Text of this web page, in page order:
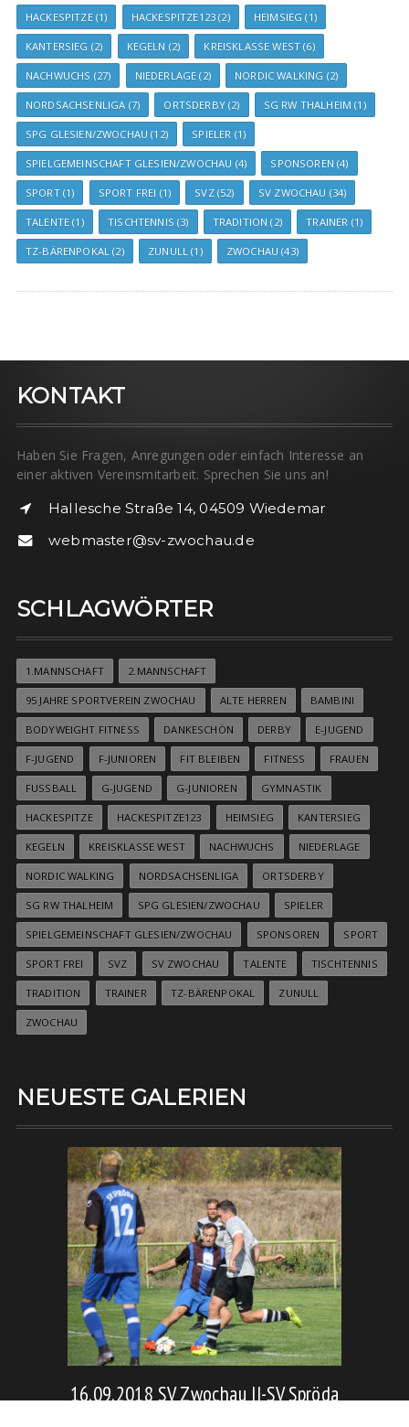
HACKESPITZE(1) HACKESPITZE123 (2) HEIMSIEG (1)
KANTERSIEG (2) KEGELN (2) KREISKLASSE WEST (6)
NACHWUCHS (27) NIEDERLAGE (2) NORDIC WALKING (2)
NORDSACHSENLIGA (7) ORTSDERBY(2) SG RW THALHEIM (1)
SPG GLESIEN/ZWOCHAU (12) SPIELER (1)
SPIELGEMEINSCHAFT GLESIEN/ZWOCHAU (4) SPONSOREN (4)
SPORT(1) SPORT FREI (1) SVZ(52) SV ZWOCHAU (34)
TALENTE (1) TISCHTENNIS (3) TRADITION (2) TRAINER (1)
TZ-BÄRENPOKAL (2) ZUNULL (1) ZWOCHAU (43)
KONTAKT
Haben Sie Fragen, Anregungen oder einfach Interesse an
einer aktiven Vereinsmitarbeit. Sprechen Sie uns an!
Hallesche Straße 14, 04509 Wiedemar
webmaster@sv-zwochau.de
SCHLAGWÖRTER
1.MANNSCHAFT 2.MANNSCHAFT
95 JAHRE SPORTVEREIN ZWOCHAU ALTE HERREN BAMBINI
BODYWEIGHT FITNESS DANKESCHÖN DERBY E-JUGEND
F-JUGEND F-JUNIOREN FIT BLEIBEN FITNESS FRAUEN
FUSSBALL G-JUGEND G-JUNIOREN GYMNASTIK
HACKESPITZE HACKESPITZE123 HEIMSIEG KANTERSIEG
KEGELN KREISKLASSE WEST NACHWUCHS NIEDERLAGE
NORDIC WALKING NORDSACHSENLIGA ORTSDERBY
SG RW THALHEIM SPG GLESIEN/ZWOCHAU SPIELER
SPIELGEMEINSCHAFT GLESIEN/ZWOCHAU SPONSOREN SPORT
SPORT FREI SVZ SV ZWOCHAU TALENTE TISCHTENNIS
TRADITION TRAINER TZ-BÄRENPOKAL ZUNULL
ZWOCHAU
NEUESTE GALERIEN
16.09.2018 SV Zwochau II-SV Spröda